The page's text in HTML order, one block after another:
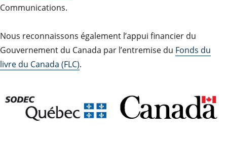
Communications.
Nous reconnaissons également l’appui financier du
Gouvernement du Canada par l’entremise du Fonds du
livre du Canada (FLC).